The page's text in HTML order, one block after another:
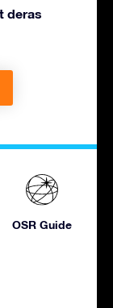
deras
OSR Guide